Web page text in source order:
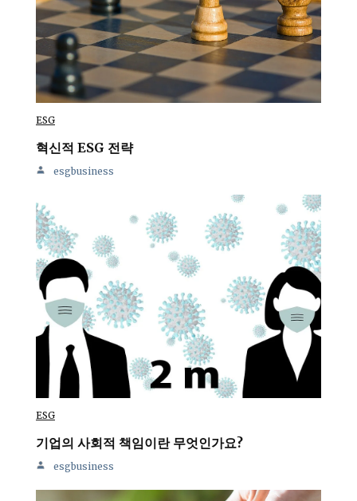
ESG
혁신적 ESG 전략
esgbusiness
ESG
기업의 사회적 책임이란 무엇인가요?
esgbusiness